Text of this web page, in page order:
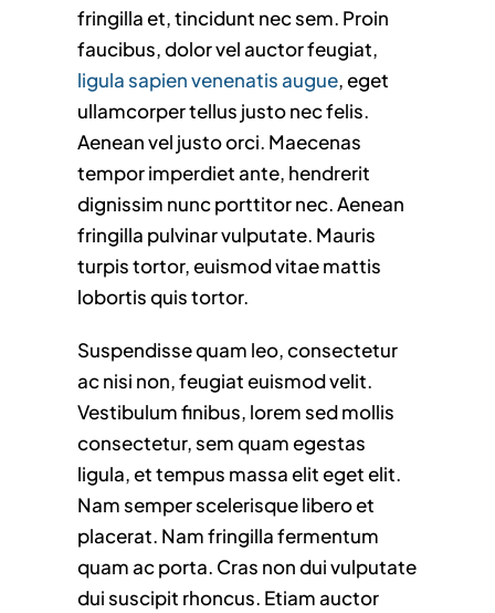
fringilla et, tincidunt nec sem. Proin
faucibus, dolor vel auctor feugiat,
ligula sapien venenatis augue, eget
ullamcorper tellus justo nec felis.
Aenean vel justo orci. Maecenas
tempor imperdiet ante, hendrerit
dignissim nunc porttitor nec. Aenean
fringilla pulvinar vulputate. Mauris
turpis tortor, euismod vitae mattis
lobortis quis tortor.
Suspendisse quam leo, consectetur
ac nisi non, feugiat euismod velit.
Vestibulum finibus, lorem sed mollis
consectetur, sem quam egestas
ligula, et tempus massa elit eget elit.
Nam semper scelerisque libero et
placerat. Nam fringilla fermentum
quam ac porta. Cras non dui vulputate
dui suscipit rhoncus. Etiam auctor